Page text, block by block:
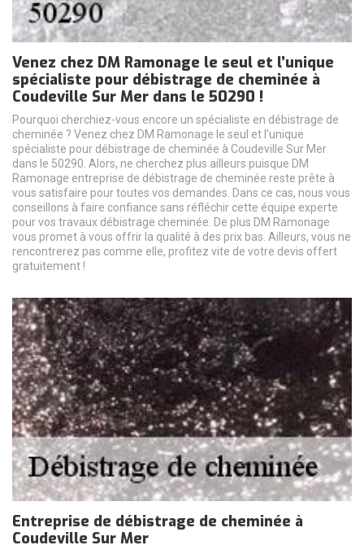
Venez chez DM Ramonage le seul et l’unique
spécialiste pour débistrage de cheminée à
Coudeville Sur Mer dans le 50290 !
Pourquoi cherchiez-vous encore un spécialiste en débistrage de
cheminée ? Venez chez DM Ramonage le seul et l’unique
spécialiste pour débistrage de cheminée à Coudeville Sur Mer
dans le 50290. Alors, ne cherchez plus ailleurs puisque DM
Ramonage entreprise de débistrage de cheminée reste prête à
vous satisfaire pour toutes vos demandes. Dans ce cas, nous vous
conseillons à faire confiance sans réfléchir cette équipe experte
pour vos travaux débistrage cheminée. De plus DM Ramonage
vous promet à vous offrir la qualité à des prix bas. Ailleurs, vous ne
rencontrerez pas comme elle, profitez vite de votre devis offert
gratuitement !
Entreprise de débistrage de cheminée à
Coudeville Sur Mer